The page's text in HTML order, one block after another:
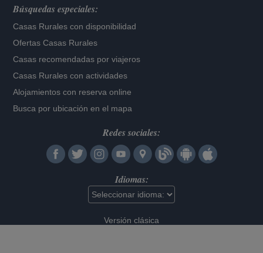
Búsquedas especiales:
Casas Rurales con disponibilidad
Ofertas Casas Rurales
Casas recomendadas por viajeros
Casas Rurales con actividades
Alojamientos con reserva online
Busca por ubicación en el mapa
Redes sociales:
Idiomas:
Versión clásica